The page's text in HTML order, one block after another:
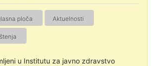
ploča Aktuelnosti
u Institutu za javno zdravstvo